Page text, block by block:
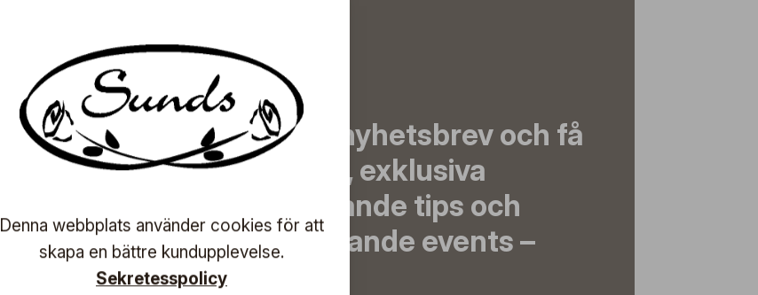
Prenumerera på vårt nyhetsbrev och få
de senaste nyheterna, exklusiva
erbjudanden, inspirerande tips och
information om kommande events –
direkt till din inkorg!
Denna webbplats använder cookies för att
skapa en bättre kundupplevelse.
Sekretesspolicy